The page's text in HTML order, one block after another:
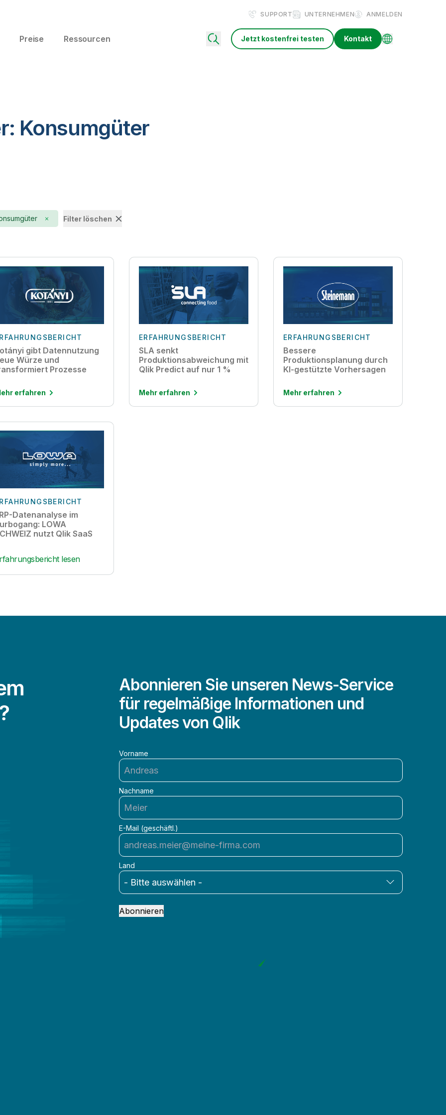
SUPPORT UNTERNEHMEN ANMELDEN
Preise Ressourcen Jetzt kostenfrei testen Kontakt
Konsumgüter
Filter löschen
gibt Datennutzung
Würze und
Prozesse
erfahren
ERFAHRUNGSBERICHT
SLA senkt
Produktionsabweichung mit
Qlik Predict auf nur 1 %
Mehr erfahren
ERFAHRUNGSBERICHT
Bessere
Produktionsplanung durch
KI-gestützte Vorhersagen
Mehr erfahren
Datenanalyse im
LOWA
nutzt Qlik SaaS
lesen
Abonnieren Sie unseren News-Service
für regelmäßige Informationen und
Updates von Qlik
Vorname
Nachname
E-Mail (geschäftl.)
Land
Abonnieren